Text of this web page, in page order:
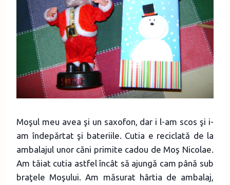
Moşul meu avea şi un saxofon, dar i l-am scos şi i-
am îndepărtat şi bateriile. Cutia e reciclată de la
ambalajul unor căni primite cadou de Moş Nicolae.
Am tăiat cutia astfel încât să ajungă cam până sub
braţele Moşului. Am măsurat hârtia de ambalaj,